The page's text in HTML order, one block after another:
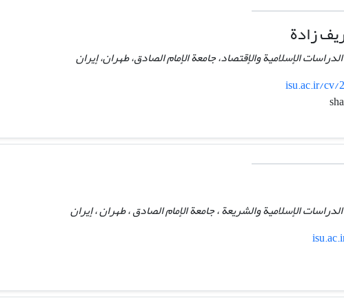
زادة
الإسلامية والإقتصاد، جامعة الإمام الصادق، طهران، إيران
isu.ac.ir/cv/
الإسلامية والشریعة ، جامعة الإمام الصادق ، طهران ، إيران